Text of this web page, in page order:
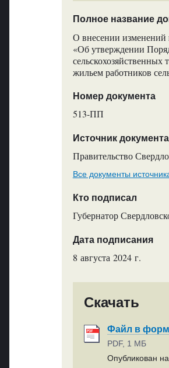
Полное название
О внесении изменений
«Об утверждении
сельскохозяйственных
жильем работников
Номер документа
513-ПП
Источник документа
Правительство
Все документы
Кто подписал
Губернатор
Дата подписания
8 августа 2024 г.
Скачать
Файл в
PDF, 1 МБ
Опубликован